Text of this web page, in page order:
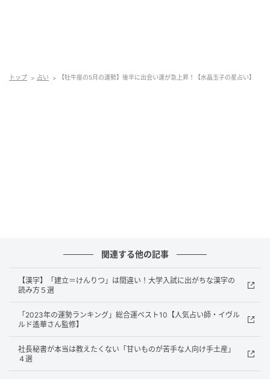
なこともすべて心のデトックスと考えて焦らずに。5月
5月19日までは楽をしたい気分なので、片想いや気を
遣う相手とのデートは盛り上がらない星回り。あなた
自身にその気はなくても、気軽に行ったはずの食事で
「自分に気がある」と誤解されることも。19日以降は
出会い運が急上昇。マッチングアプリなどにエントリ
ーすれば理想の相手が出現する可能性が。
トップ 占い 【牡牛座の5月の運勢】後半に出会い運が急上昇！【水晶玉子の星占い】
関連する他の記事
【漢字】「建立＝けんりつ」は間違い！大学入試に出がちな漢字の
読み方５選
「2023年の運勢ランキング」総合運ベスト10【人気占い師・イヴル
ルド遙華さん監修】
社長秘書が本当は教えたくない「甘いものが苦手な人向け手土産」
４選